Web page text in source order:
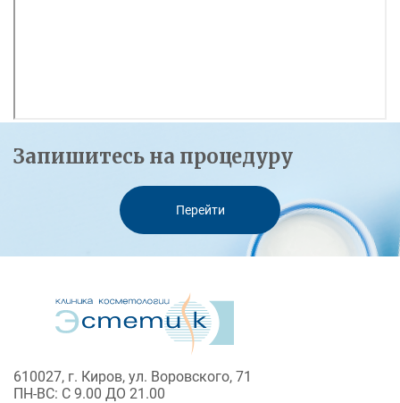
Запишитесь на процедуру
Перейти
610027, г. Киров, ул. Воровского, 71
ПН-ВС: С 9.00 ДО 21.00